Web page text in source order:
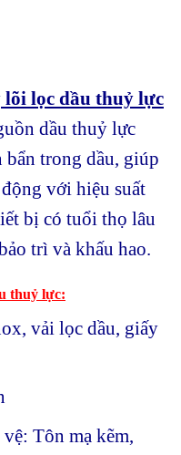
lõi lọc dầu thuỷ lực
dầu thuỷ lực
bẩn trong dầu, giúp
với hiệu suất
bị có tuổi thọ lâu
trì và khấu hao.
thuỷ lực:
vải lọc dầu, giấy
Tôn mạ kẽm,